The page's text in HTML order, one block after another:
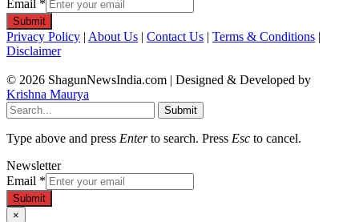
Email *
Submit
Privacy Policy | About Us | Contact Us | Terms & Conditions |
Disclaimer
© 2026 ShagunNewsIndia.com | Designed & Developed by
Krishna Maurya
Submit
Type above and press Enterto search. Press Esc to cancel.
Newsletter
Email *
Submit
×